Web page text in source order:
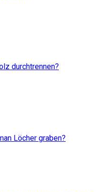
durchtrennen?
Löcher graben?